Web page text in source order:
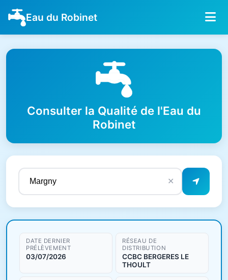
Eau du Robinet
Consulter la Qualité de l'Eau du
Robinet
✕
Résultats de qualité de l'eau
DATE DERNIER
PRÉLÈVEMENT
03/07/2026
RÉSEAU DE
DISTRIBUTION
CCBC BERGERES LE
THOULT